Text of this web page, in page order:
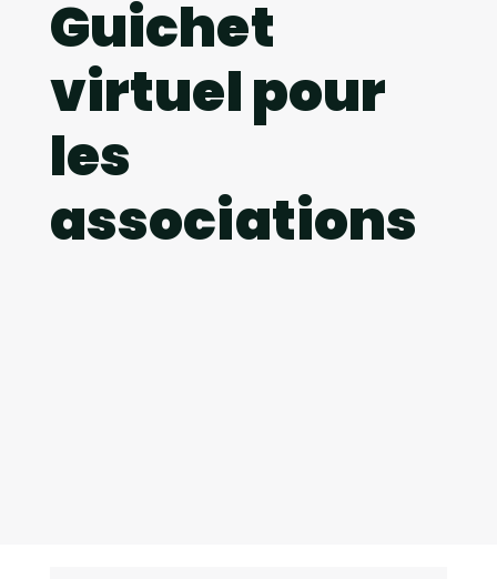
Guichet
virtuel pour
les
associations